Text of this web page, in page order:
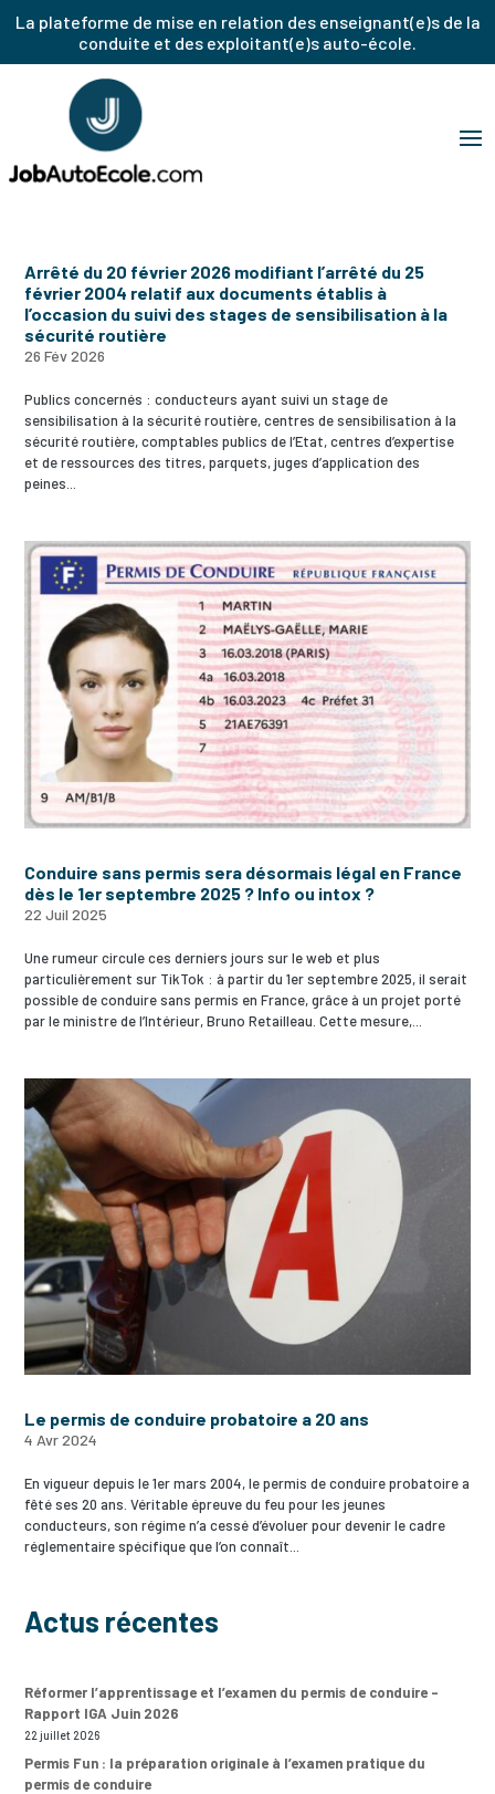
La plateforme de mise en relation des enseignant(e)s de la
conduite et des exploitant(e)s auto-école.
Arrêté du 20 février 2026 modifiant l’arrêté du 25
février 2004 relatif aux documents établis à
l’occasion du suivi des stages de sensibilisation à la
sécurité routière
26 Fév 2026
Publics concernés : conducteurs ayant suivi un stage de
sensibilisation à la sécurité routière, centres de sensibilisation à la
sécurité routière, comptables publics de l’Etat, centres d’expertise
et de ressources des titres, parquets, juges d’application des
peines...
Conduire sans permis sera désormais légal en France
dès le 1er septembre 2025 ? Info ou intox ?
22 Juil 2025
Une rumeur circule ces derniers jours sur le web et plus
particulièrement sur TikTok : à partir du 1er septembre 2025, il serait
possible de conduire sans permis en France, grâce à un projet porté
par le ministre de l’Intérieur, Bruno Retailleau. Cette mesure,...
Le permis de conduire probatoire a 20 ans
4 Avr 2024
En vigueur depuis le 1er mars 2004, le permis de conduire probatoire a
fêté ses 20 ans. Véritable épreuve du feu pour les jeunes
conducteurs, son régime n’a cessé d’évoluer pour devenir le cadre
réglementaire spécifique que l’on connaît...
Actus récentes
Réformer l’apprentissage et l’examen du permis de conduire –
Rapport IGA Juin 2026
22 juillet 2026
Permis Fun : la préparation originale à l’examen pratique du
permis de conduire